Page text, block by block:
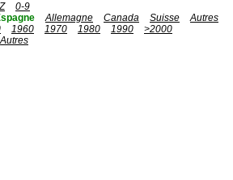
0-9
Allemagne Canada Suisse
Autres
1960 1970 1980 1990
>2000
Autres